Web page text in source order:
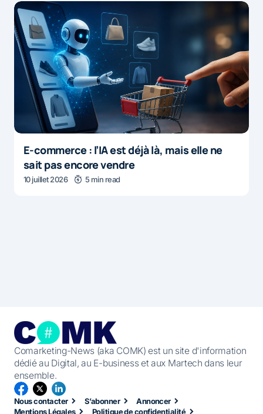
E-commerce : l’IA est déjà là, mais elle ne
sait pas encore vendre
10 juillet 2026 5 min read
Comarketing-News (aka COMK) est un site d'information
dédié au Digital, au E-business et aux Martech dans leur
ensemble.
Nous contacter S’abonner
Annoncer
Mentions Légales
Politique de confidentialité